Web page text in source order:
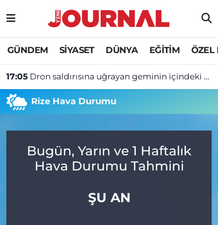
GÜNDEM SİYASET DÜNYA EĞİTİM ÖZEL
17:05 Dron saldırısına uğrayan geminin içindeki ağır hasar ortaya çıktı
Rize Hava Durumu
Bugün, Yarın ve 1 Haftalık
Hava Durumu Tahmini
ŞU AN
GÜNDEM
SİYASET
SAĞLIK
DÜNYA
ÖZEL HABER
Nöbetçi Eczaneler
Hava Durumu
Trafik Durumu
Süper Lig Puan Durumu ve Fikstür
Son Dakika Haberleri